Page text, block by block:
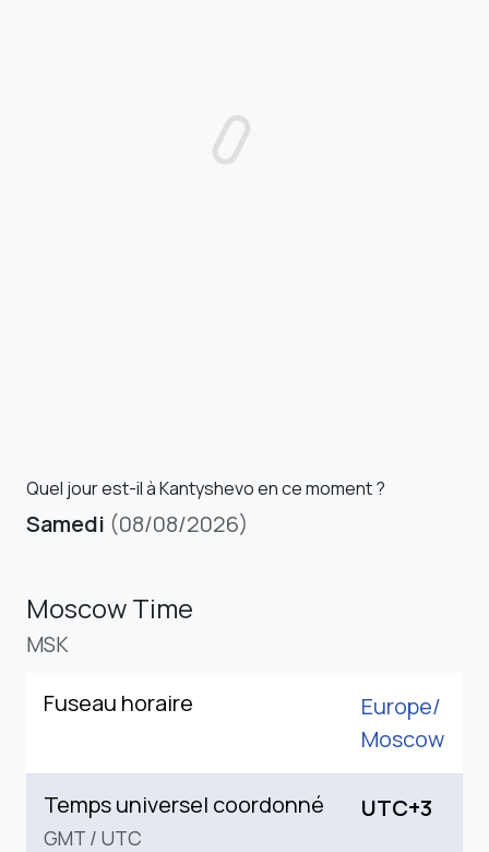
Quel jour est-il à Kantyshevo en ce moment ?
Samedi (08/08/2026)
Moscow Time
MSK
Fuseau horaire
Europe/
Moscow
Temps universel coordonné
GMT / UTC
UTC+3